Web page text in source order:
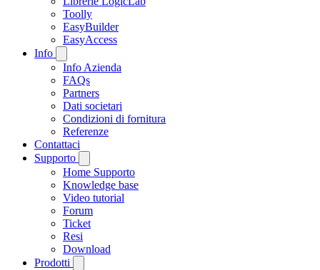
Toolly
EasyBuilder
EasyAccess
Info
Info Azienda
FAQs
Partners
Dati societari
Condizioni di fornitura
Referenze
Contattaci
Supporto
Home Supporto
Knowledge base
Video tutorial
Forum
Ticket
Resi
Download
Prodotti